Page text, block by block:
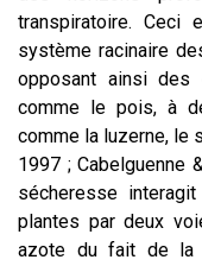
transpiratoire. Ceci
système racinaire
opposant ainsi des
comme le pois, à
comme la luzerne, le
1997 ; Cabelguenne
sécheresse
plantes par deux
azote du fait de la